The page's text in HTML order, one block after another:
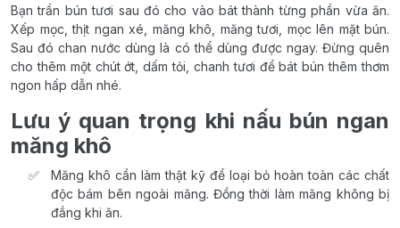
Bạn trần bún tươi sau đó cho vào bát thành từng phần vừa ăn.
Xếp mọc, thịt ngan xé, măng khô, măng tươi, mọc lên mặt bún.
Sau đó chan nước dùng là có thể dùng được ngay. Đừng quên
cho thêm một chút ớt, dấm tỏi, chanh tươi để bát bún thêm thơm
ngon hấp dẫn nhé.
Lưu ý quan trọng khi nấu bún ngan
măng khô
Măng khô cần làm thật kỹ để loại bỏ hoàn toàn các chất
độc bám bên ngoài măng. Đồng thời làm măng không bị
đắng khi ăn.